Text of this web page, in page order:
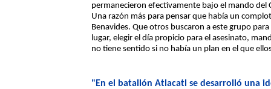
permanecieron efectivamente bajo el mando del
Una razón más para pensar que había un
Benavides. Que otros buscaron a este grupo
lugar, elegir el día propicio para el asesinato,
no tiene sentido si no había un plan en el que
"En el batallón Atlacatl se desarrolló una